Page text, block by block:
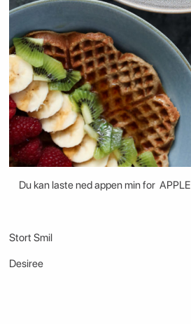
Du kan laste ned appen min for APPLE
Stort Smil
Desiree